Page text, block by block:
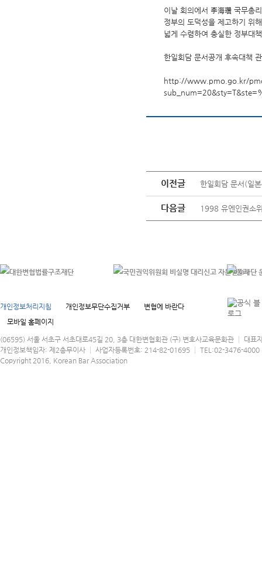
이날 회의에서 李海瓚 국무총
정부의 도덕성을 제고하기 위
넓게 수렴하여 충실한 정부대
한일회담 문서공개 후속대책
http://www.pmo.go.kr/
이전글 한일회담 문서(일
다음글 1998 유엔인권소
개인정보처리지침 개인정보무단수집거부
변협에 바란다
모바일 홈페이지
(06595) 서울 서초구 서초대로45길 20, 3층 대한변협회관 (구) 변호사교육문화관 │ 대표
개인정보책임자: 제2총무이사 │ 사업자등록번호: 214-82-01695 │ TEL:02-3476-
Copyright 2016, Korean Bar Association